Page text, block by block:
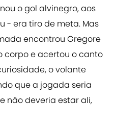
o gol alvinegro, aos
- era tiro de meta. Mas
encontrou Gregore
corpo e acertou o canto
o volante
que a jogada seria
não deveria estar ali,